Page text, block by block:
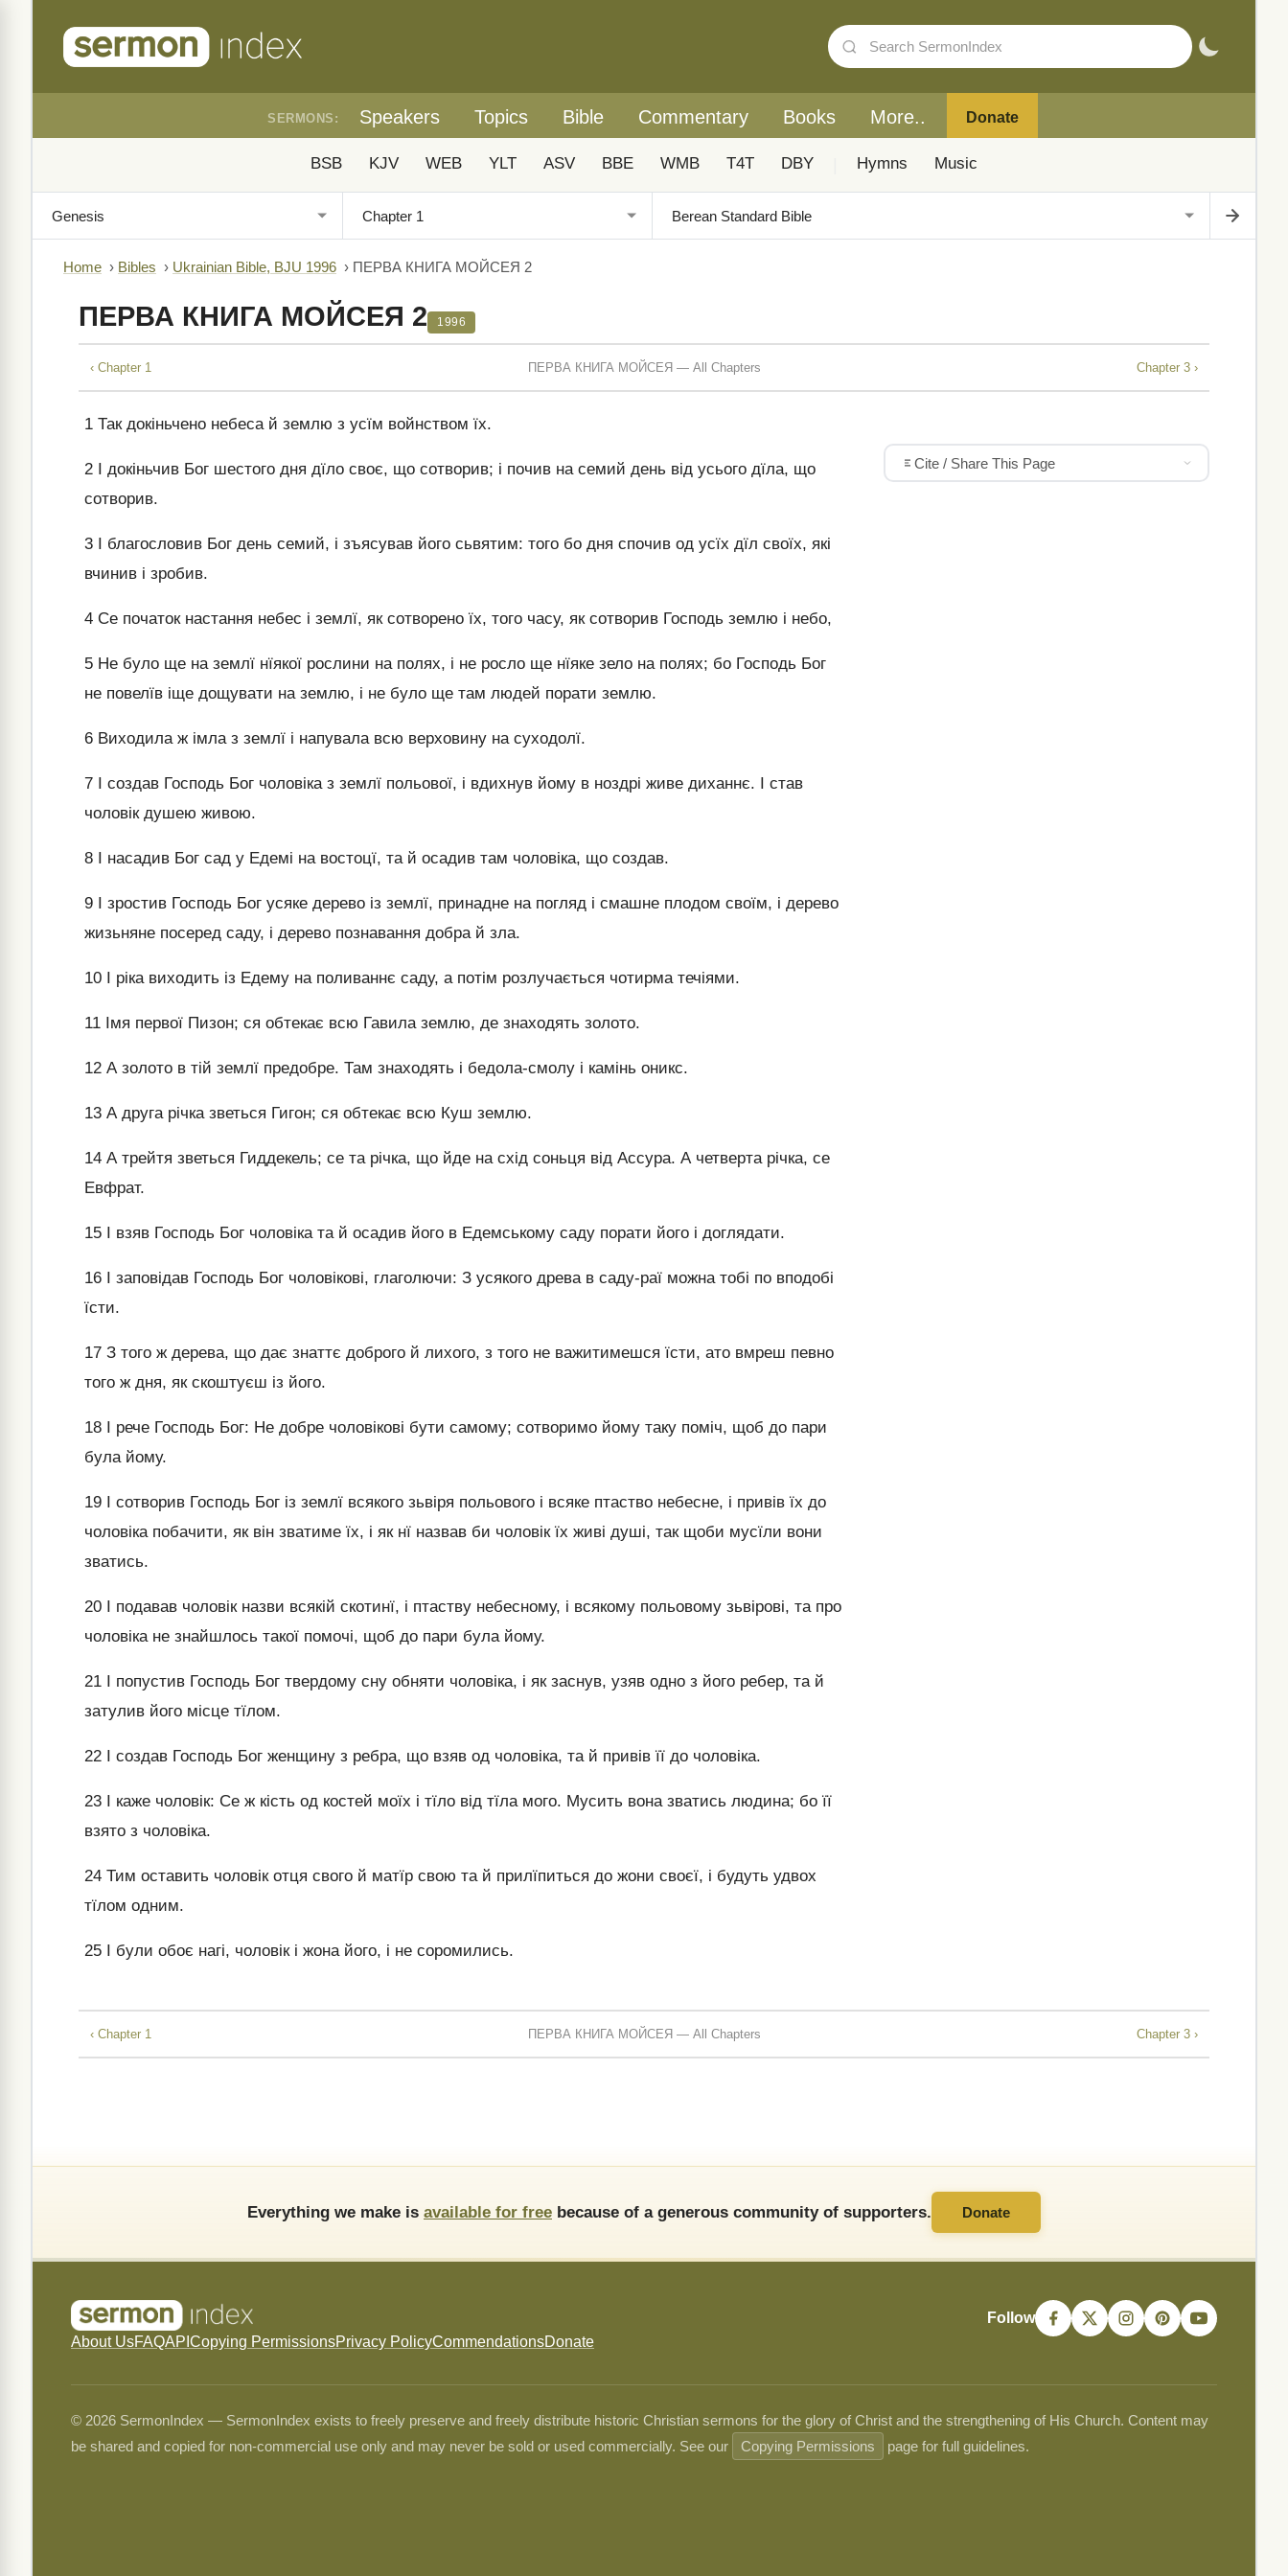
SERMONS: Speakers Topics Bible Commentary Books More.. Donate
BSB KJV WEB YLT ASV BBE WMB T4T DBY Hymns Music
Home › Bibles › Ukrainian Bible, BJU 1996 › ПЕРВА КНИГА МОЙСЕЯ 2
ПЕРВА КНИГА МОЙСЕЯ 2 1996
‹ Chapter 1 ПЕРВА КНИГА МОЙСЕЯ — All Chapters Chapter 3 ›
1 Так докіньчено небеса й землю з усїм войнством їх.
2 І докіньчив Бог шестого дня дїло своє, що сотворив; і почив на семий день від усього дїла, що
сотворив.
3 І благословив Бог день семий, і зъясував його сьвятим: того бо дня спочив од усїх дїл своїх, які
вчинив і зробив.
4 Се початок настання небес і землї, як сотворено їх, того часу, як сотворив Господь землю і небо,
5 Не було ще на землї нїякої рослини на полях, і не росло ще нїяке зело на полях; бо Господь Бог
не повелїв іще дощувати на землю, і не було ще там людей порати землю.
6 Виходила ж імла з землї і напувала всю верховину на суходолї.
7 І создав Господь Бог чоловіка з землї польової, і вдихнув йому в ноздрі живе диханнє. І став
чоловік душею живою.
8 І насадив Бог сад у Едемі на востоцї, та й осадив там чоловіка, що создав.
9 І зростив Господь Бог усяке дерево із землї, принадне на погляд і смашне плодом своїм, і дерево
жизьняне посеред саду, і дерево познавання добра й зла.
10 І ріка виходить із Едему на поливаннє саду, а потім розлучається чотирма течіями.
11 Імя первої Пизон; ся обтекає всю Гавила землю, де знаходять золото.
12 А золото в тій землї предобре. Там знаходять і бедола-смолу і камінь оникс.
13 А друга річка зветься Гигон; ся обтекає всю Куш землю.
14 А трейтя зветься Гиддекель; се та річка, що йде на схід соньця від Ассура. А четверта річка, се
Евфрат.
15 І взяв Господь Бог чоловіка та й осадив його в Едемському саду порати його і доглядати.
16 І заповідав Господь Бог чоловікові, глаголючи: З усякого древа в саду-раї можна тобі по вподобі
їсти.
17 З того ж дерева, що дає знаттє доброго й лихого, з того не важитимешся їсти, ато вмреш певно
того ж дня, як скоштуєш із його.
18 І рече Господь Бог: Не добре чоловікові бути самому; сотворимо йому таку поміч, щоб до пари
була йому.
19 І сотворив Господь Бог із землї всякого зьвіря польового і всяке птаство небесне, і привів їх до
чоловіка побачити, як він зватиме їх, і як нї назвав би чоловік їх живі душі, так щоби мусїли вони
зватись.
20 І подавав чоловік назви всякій скотинї, і птаству небесному, і всякому польовому зьвірові, та про
чоловіка не знайшлось такої помочі, щоб до пари була йому.
21 І попустив Господь Бог твердому сну обняти чоловіка, і як заснув, узяв одно з його ребер, та й
затулив його місце тїлом.
22 І создав Господь Бог женщину з ребра, що взяв од чоловіка, та й привів її до чоловіка.
23 І каже чоловік: Се ж кість од костей моїх і тїло від тїла мого. Мусить вона зватись людина; бо її
взято з чоловіка.
24 Тим оставить чоловік отця свого й матїр свою та й прилїпиться до жони своєї, і будуть удвох
тїлом одним.
25 І були обоє нагі, чоловік і жона його, і не соромились.
Cite / Share This Page
‹ Chapter 1 ПЕРВА КНИГА МОЙСЕЯ — All Chapters Chapter 3 ›
Everything we make is available for free because of a generous community of supporters. Donate
About UsFAQAPI Copying PermissionsPrivacy PolicyCommendationsDonate
Follow
© 2026 SermonIndex — SermonIndex exists to freely preserve and freely distribute historic Christian sermons for the glory of Christ and the strengthening of His Church. Content may
be shared and copied for non-commercial use only and may never be sold or used commercially. See our
Copying Permissions page for full guidelines.